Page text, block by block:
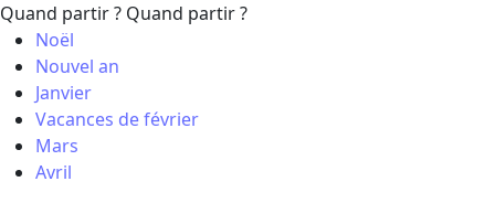
Quand partir ? Quand partir ?
Noël
Nouvel an
Janvier
Vacances de février
Mars
Avril